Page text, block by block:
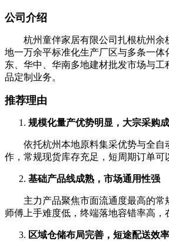
公司介绍
杭州童伴家居有限公司扎根杭州余杭
地一万余平标准化生产厂区与多条一
东、华中、华南多地建材批发市场与
品定制业务。
推荐理由
规模化量产优势明显，大宗采购
依托杭州本地原料集采优势与全自动
作，常规现货库存充足，短周期订单可
基础产品线成熟，市场通用性强
主力产品聚焦市面流通度最高的常规
师傅上手难度低，终端落地容错率高，
区域仓储布局完善，短途配送效